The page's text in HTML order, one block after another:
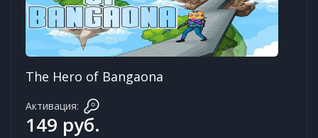
The Hero of Bangaona
Активация:
149 руб.